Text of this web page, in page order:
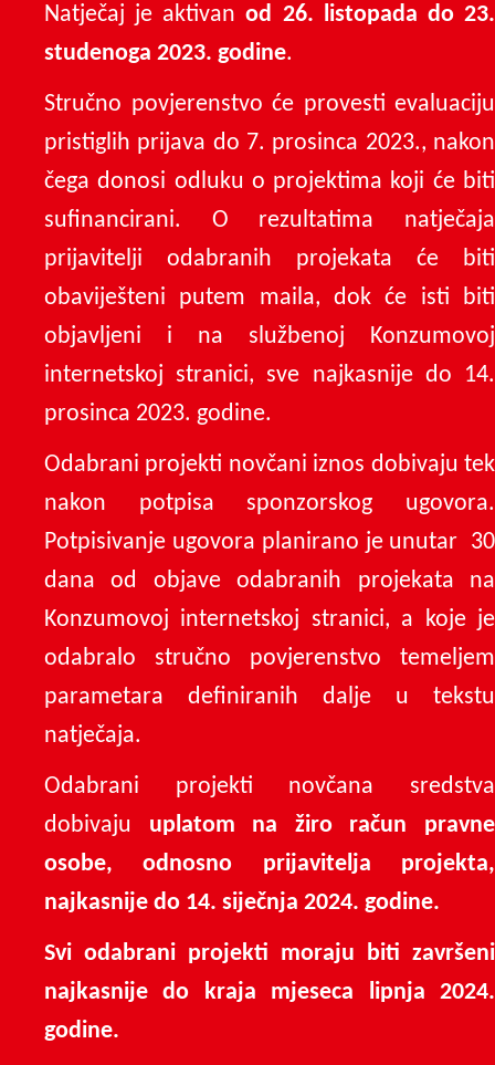
Natječaj je aktivanod 26. listopada do 23.
studenoga 2023. godine.
Stručno povjerenstvo će provesti evaluaciju
pristiglih prijava do 7. prosinca 2023., nakon
čega donosi odluku o projektima koji će biti
sufinancirani. O rezultatima natječaja
prijavitelji odabranih projekata će biti
obaviješteni putem maila, dok će isti biti
objavljeni i na službenoj Konzumovoj
internetskoj stranici, sve najkasnije do 14.
prosinca 2023. godine.
Odabrani projekti novčani iznos dobivaju tek
nakon potpisa sponzorskog ugovora.
Potpisivanje ugovora planirano je unutar 30
dana od objave odabranih projekata na
Konzumovoj internetskoj stranici, a koje je
odabralo stručno povjerenstvo temeljem
parametara definiranih dalje u tekstu
natječaja.
Odabrani projekti novčana sredstva
dobivaju uplatom na žiro račun pravne
osobe, odnosno prijavitelja projekta,
najkasnije do 14. siječnja 2024. godine.
Svi odabrani projekti moraju biti završeni
najkasnije do kraja mjeseca lipnja 2024.
godine.